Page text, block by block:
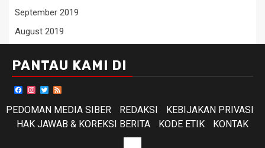
September 2019
August 2019
PANTAU KAMI DI
Facebook
Instagram
Twitter
PEDOMAN MEDIA SIBER
REDAKSI
KEBIJAKAN PRIVASI
HAK JAWAB & KOREKSI BERITA
KODE ETIK KONTAK